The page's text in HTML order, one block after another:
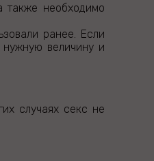
также необходимо
ранее. Если
нужную величину и
случаях секс не